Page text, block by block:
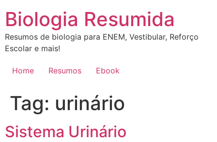
para
conteúdo
Biologia Resumida
Resumos de biologia para ENEM, Vestibular, Reforço
Escolar e mais!
Home Resumos Ebook
Tag: urinário
Sistema Urinário